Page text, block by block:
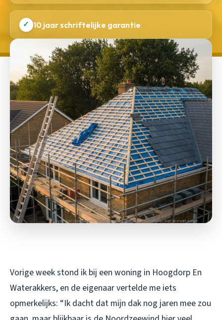
✓ 10 jaar schriftelijke garantie
Vorige week stond ik bij een woning in Hoogdorp En
Waterakkers, en de eigenaar vertelde me iets
opmerkelijks: “Ik dacht dat mijn dak nog jaren mee zou